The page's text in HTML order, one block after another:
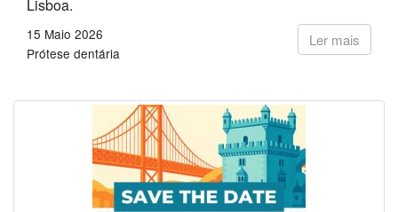
Lisboa.
Ler mais
15 Maio 2026
Prótese dentária